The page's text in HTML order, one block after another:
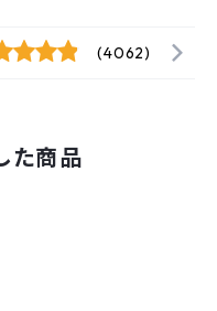
(4062)
た商品